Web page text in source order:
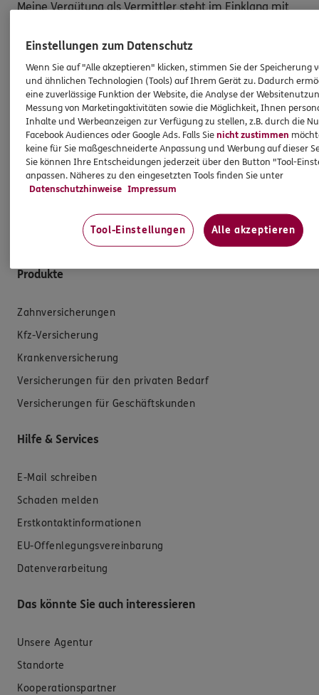
Meine Vergütung als Vermittler steht im Einklang mit
den vermittelten Versicherungsanlageprodukten
Angestellten in meiner Agentur und/oder sonstige für
die Agentur tätige Personen. Die Berücksichtigung von
Nachhaltigkeitsrisiken hat insbesondere keinen Einfluss
darauf, ob ich für die Vermittlung eines
Versicherungsanlageproduktes eine Vergütung erhalte
oder darauf, wie hoch diese Vergütung ausfällt.
Gleiches gilt für die Vergütung von Mitarbeitern
und/oder sonstigen für die Agentur tätigen Personen.
Produkte
Zahnversicherungen
Kfz-Versicherung
Krankenversicherung
Versicherungen für den privaten Bedarf
Versicherungen für Geschäftskunden
Hilfe & Services
E-Mail schreiben
Schaden melden
Erstkontaktinformationen
EU-Offenlegungsvereinbarung
Datenverarbeitung
Das könnte Sie auch interessieren
Unsere Agentur
Standorte
Kooperationspartner
Einstellungen zum Datenschutz
Wenn Sie auf "Alle akzeptieren" klicken, stimmen Sie der Speicherung
und ähnlichen Technologien (Tools) auf Ihrem Gerät zu. Dadurch
eine zuverlässige Funktion der Website, die Analyse der
Messung von Marketingaktivitäten sowie die Möglichkeit, Ihnen
Inhalte und Werbeanzeigen zur Verfügung zu stellen, z.B. durch die
Facebook Audiences oder Google Ads. Falls Sienicht zustimmen
keine für Sie maßgeschneiderte Anpassung und Werbung auf dieser
Sie können Ihre Entscheidungen jederzeit über den Button "Tool-
anpassen. Näheres zu den eingesetzten Tools finden Sie unter
Datenschutzhinweise Impressum
Tool-Einstellungen Alle akzeptieren